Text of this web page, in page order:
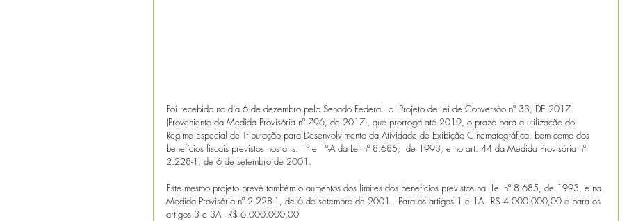
Foi recebido no dia 6 de dezembro pelo Senado Federal  o  Projeto de Lei de Conversão nº 33, DE 2017
(Proveniente da Medida Provisória nº 796, de 2017), que prorroga até 2019, o prazo para a utilização do
Regime Especial de Tributação para Desenvolvimento da Atividade de Exibição Cinematográfica, bem como dos
benefícios fiscais previstos nos arts. 1º e 1º-A da Lei nº 8.685,  de 1993, e no art. 44 da Medida Provisória nº
2.228-1, de 6 de setembro de 2001.
Este mesmo projeto prevê também o aumentos dos limites dos benefícios previstos na  Lei nº 8.685, de 1993, e na
Medida Provisória nº 2.228-1, de 6 de setembro de 2001.. Para os artigos 1 e 1A - R$ 4.000.000,00 e para os
artigos 3 e 3A - R$ 6.000.000,00